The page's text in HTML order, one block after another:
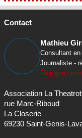
Contact
Mathieu
Consultant
Journaliste -
Rejoignez
Association La
rue Marc-Riboud
La Closerie
69230 Saint-Genis-